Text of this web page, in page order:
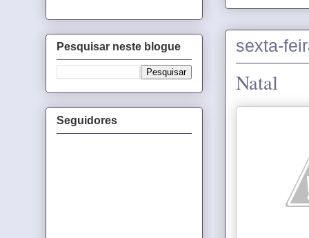
sexta-
Natal
Pesquisar neste blogue
Seguidores